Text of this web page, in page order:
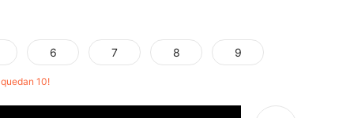
6 7 8 9
quedan 10!